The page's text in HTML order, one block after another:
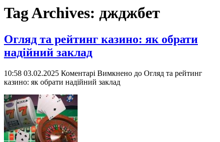
Tag Archives: джджбет
Огляд та рейтинг казино: як обрати
надійний заклад
10:58 03.02.2025 Коментарі Вимкнено до Огляд та рейтинг
казино: як обрати надійний заклад